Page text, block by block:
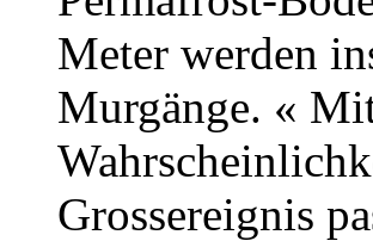
Meter werden
Murgänge. «
Grossereignis